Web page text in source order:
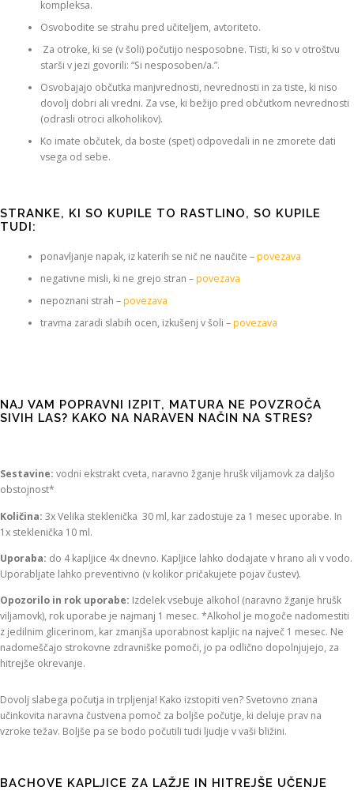
kompleksa.
Osvobodite se strahu pred učiteljem, avtoriteto.
Za otroke, ki se (v šoli) počutijo nesposobne. Tisti, ki so v otroštvu
starši v jezi govorili: “Si nesposoben/a.”.
Osvobajajo občutka manjvrednosti, nevrednosti in za tiste, ki niso
dovolj dobri ali vredni. Za vse, ki bežijo pred občutkom nevrednosti
(odrasli otroci alkoholikov).
Ko imate občutek, da boste (spet) odpovedali in ne zmorete dati
vsega od sebe.
STRANKE, KI SO KUPILE TO RASTLINO, SO KUPILE
TUDI:
ponavljanje napak, iz katerih se nič ne naučite –povezava
negativne misli, ki ne grejo stran –povezava
nepoznani strah –povezava
travma zaradi slabih ocen, izkušenj v šoli –povezava
NAJ VAM POPRAVNI IZPIT, MATURA NE POVZROČA
SIVIH LAS? KAKO NA NARAVEN NAČIN NA STRES?
Sestavine: vodni ekstrakt cveta, naravno žganje hrušk viljamovk za daljšo
obstojnost*
Količina: 3x Velika steklenička 30 ml, kar zadostuje za 1 mesec uporabe. In
1x steklenička 10 ml.
Uporaba: do 4 kapljice 4x dnevno. Kapljice lahko dodajate v hrano ali v vodo.
Uporabljate lahko preventivno (v kolikor pričakujete pojav čustev).
Opozorilo in rok uporabe: Izdelek vsebuje alkohol (naravno žganje hrušk
viljamovk), rok uporabe je najmanj 1 mesec. *Alkohol je mogoče nadomestiti
z jedilnim glicerinom, kar zmanjša uporabnost kapljic na največ 1 mesec. Ne
nadomeščajo strokovne zdravniške pomoči, jo pa odlično dopolnjujejo, za
hitrejše okrevanje.
Dovolj slabega počutja in trpljenja! Kako izstopiti ven? Svetovno znana
učinkovita naravna čustvena pomoč za boljše počutje, ki deluje prav na
vzroke težav. Boljše pa se bodo počutili tudi ljudje v vaši bližini.
BACHOVE KAPLJICE ZA LAŽJE IN HITREJŠE UČENJE